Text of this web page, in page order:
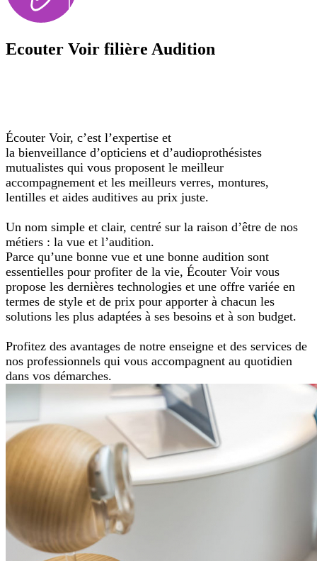
Ecouter Voir filière Audition
Écouter Voir, c’est l’expertise et
la bienveillance d’opticiens et d’audioprothésistes
mutualistes qui vous proposent le meilleur
accompagnement et les meilleurs verres, montures,
lentilles et aides auditives au prix juste.
Un nom simple et clair, centré sur la raison d’être de nos
métiers : la vue et l’audition.
Parce qu’une bonne vue et une bonne audition sont
essentielles pour profiter de la vie, Écouter Voir vous
propose les dernières technologies et une offre variée en
termes de style et de prix pour apporter à chacun les
solutions les plus adaptées à ses besoins et à son budget.
Profitez des avantages de notre enseigne et des services de
nos professionnels qui vous accompagnent au quotidien
dans vos démarches.